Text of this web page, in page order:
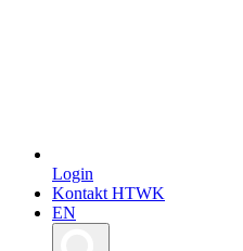
Login
Kontakt HTWK
EN